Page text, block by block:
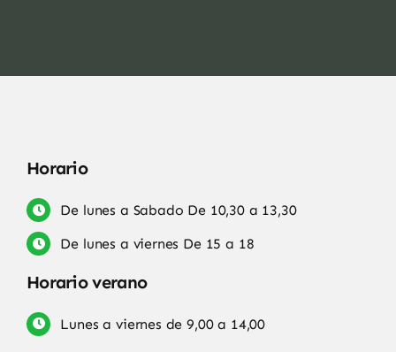
Horario
De lunes a Sabado De 10,30 a 13,30
De lunes a viernes De 15 a 18
Horario verano
Lunes a viernes de 9,00 a 14,00